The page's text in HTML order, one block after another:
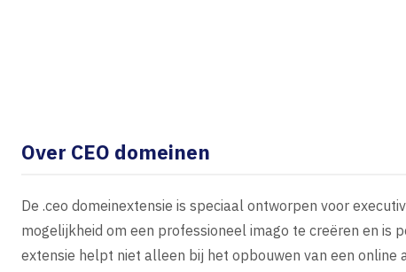
Over CEO domeinen
De .ceo domeinextensie is speciaal ontworpen voor
mogelijkheid om een professioneel imago te creëren en is
extensie helpt niet alleen bij het opbouwen van een online